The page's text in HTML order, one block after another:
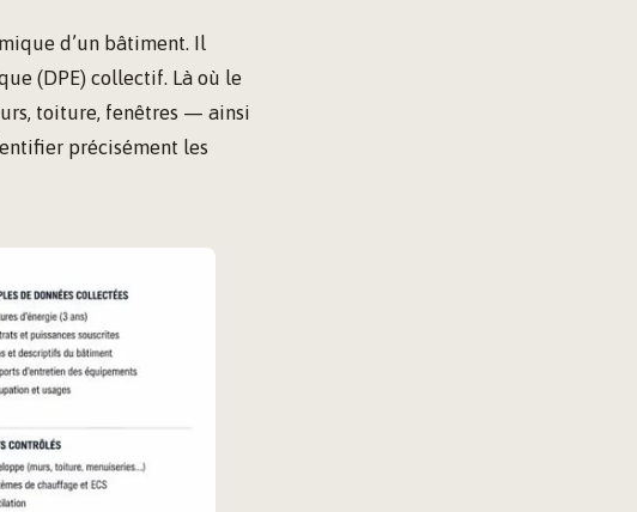
d’un bâtiment. Il
(DPE) collectif. Là où le
toiture, fenêtres — ainsi
précisément les